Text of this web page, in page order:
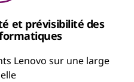
et prévisibilité des
Lenovo sur une large